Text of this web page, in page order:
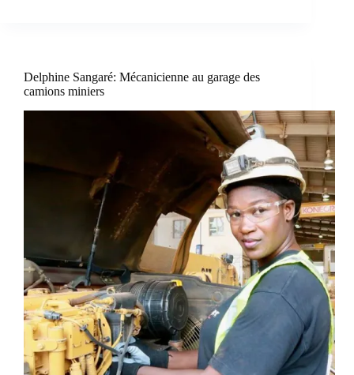
Delphine Sangaré: Mécanicienne au garage des
camions miniers